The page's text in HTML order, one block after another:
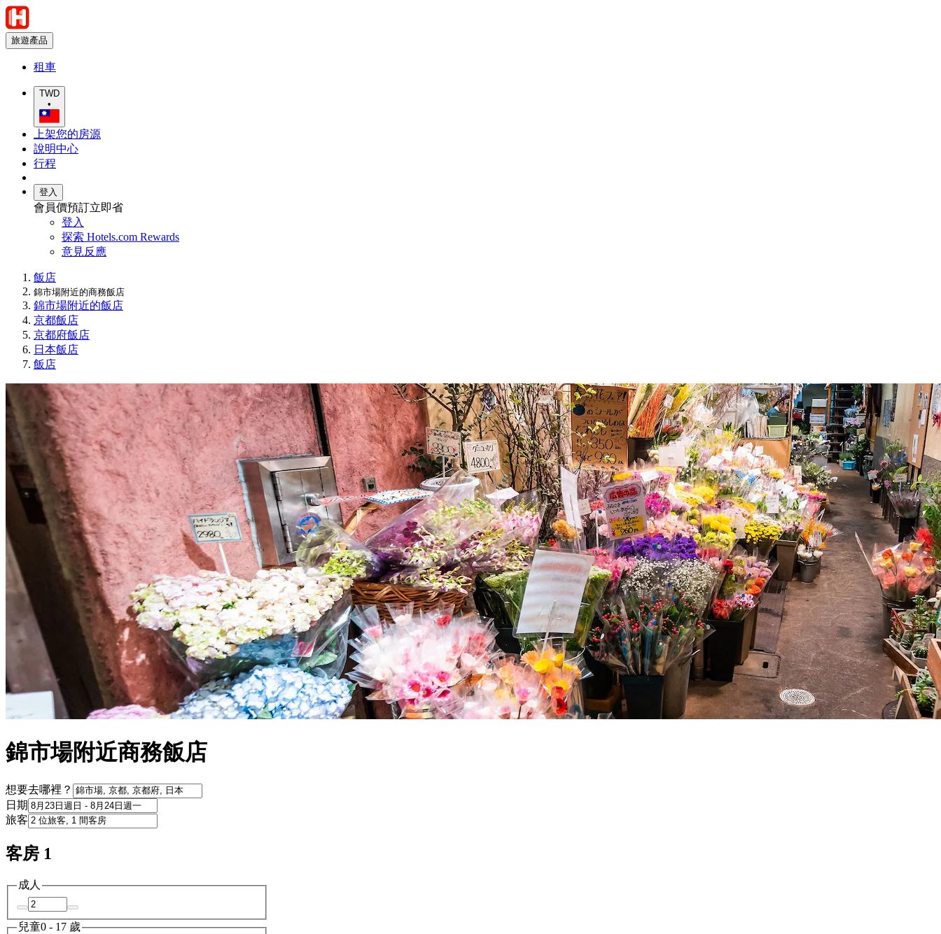
旅遊產品
租車
TWD
•
上架您的房源
說明中心
行程
登入
會員價預訂立即省
登入
探索 Hotels.com Rewards
意見反應
飯店
錦市場附近的商務飯店
錦市場附近的飯店
京都飯店
京都府飯店
日本飯店
飯店
錦市場附近商務飯店
想要去哪裡？
日期
旅客
客房 1
成人
兒童0 - 17 歲